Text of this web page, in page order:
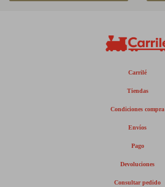
Carrilé
Tiendas
Condiciones compra
Envíos
Pago
Devoluciones
Consultar pedido